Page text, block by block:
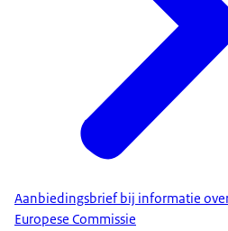
Aanbiedingsbrief bij informatie
Europese Commissie